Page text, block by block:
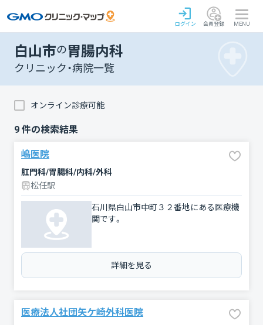
ログイン 会員登録 MENU
白山市の胃腸内科
クリニック・病院一覧
オンライン診療可能
9 件の検索結果
嶋医院
肛門科/胃腸科/内科/外科
松任駅
石川県白山市中町３２番地にある医療機
関です。
詳細を見る
医療法人社団矢ケ崎外科医院